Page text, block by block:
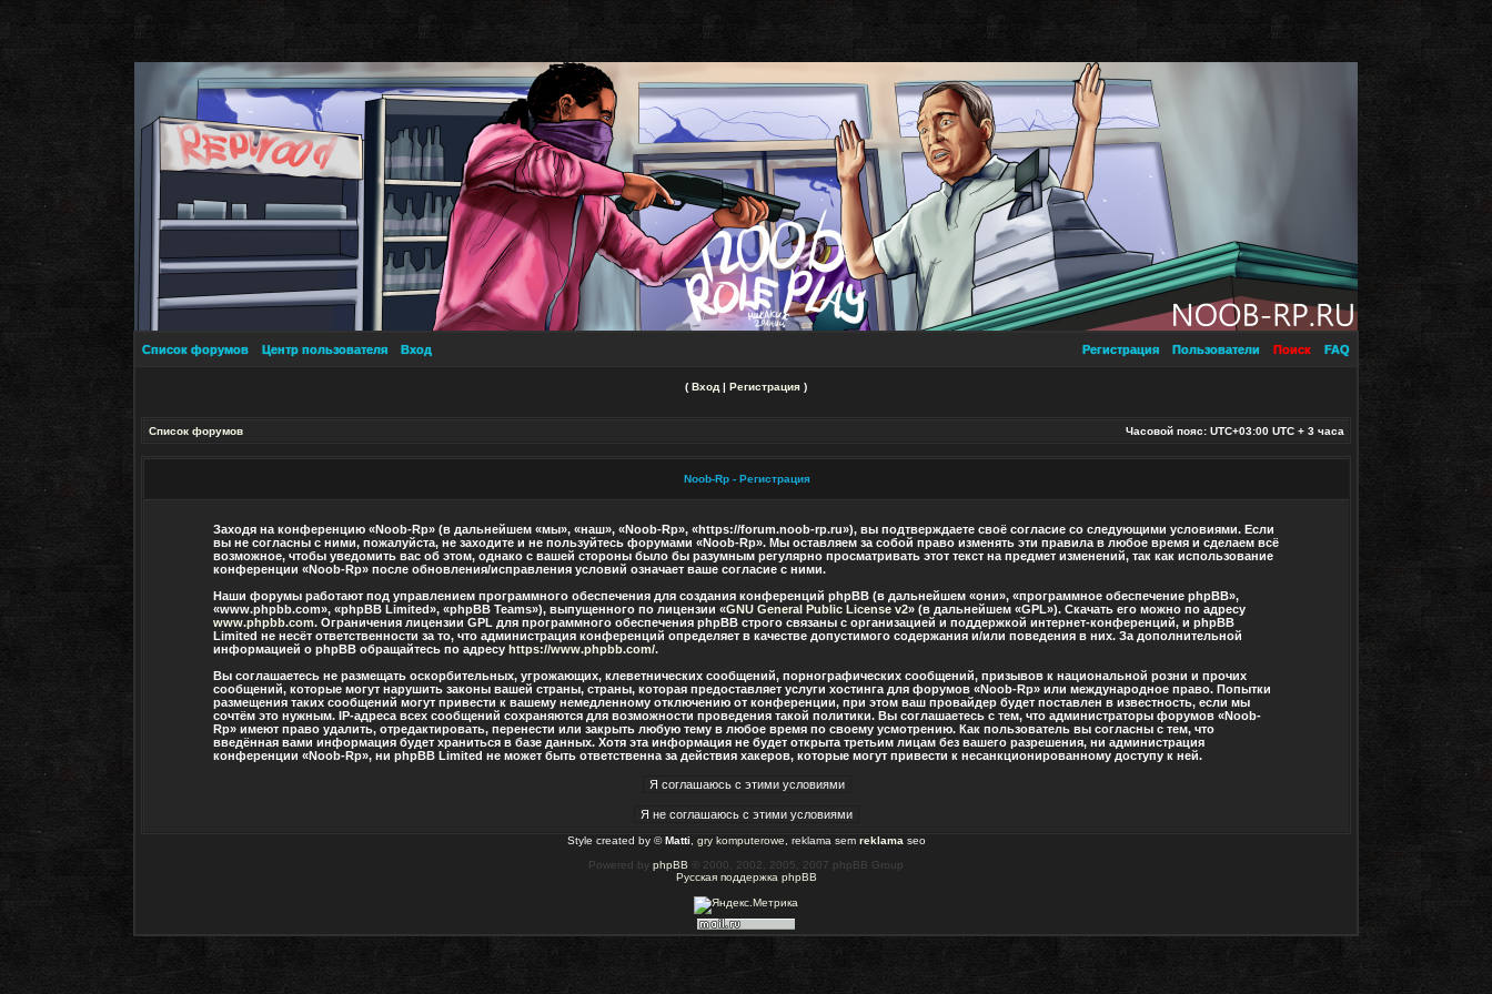
Список форумов Центр пользователя Вход FAQ
Поиск
Пользователи
Регистрация
( Вход | Регистрация )
Список форумов Часовой пояс: UTC+03:00 UTC + 3 часа
Noob-Rp - Регистрация
Заходя на конференцию «Noob-Rp» (в дальнейшем «мы», «наш», «Noob-Rp», «https://forum.noob-rp.ru»), вы подтверждаете своё согласие со следующими условиями. Если
вы не согласны с ними, пожалуйста, не заходите и не пользуйтесь форумами «Noob-Rp». Мы оставляем за собой право изменять эти правила в любое время и сделаем всё
возможное, чтобы уведомить вас об этом, однако с вашей стороны было бы разумным регулярно просматривать этот текст на предмет изменений, так как использование
конференции «Noob-Rp» после обновления/исправления условий означает ваше согласие с ними.
Наши форумы работают под управлением программного обеспечения для создания конференций phpBB (в дальнейшем «они», «программное обеспечение phpBB»,
«www.phpbb.com», «phpBB Limited», «phpBB Teams»), выпущенного по лицензии «GNU General Public License v2» (в дальнейшем «GPL»). Скачать его можно по адресу
www.phpbb.com. Ограничения лицензии GPL для программного обеспечения phpBB строго связаны с организацией и поддержкой интернет-конференций, и phpBB
Limited не несёт ответственности за то, что администрация конференций определяет в качестве допустимого содержания и/или поведения в них. За дополнительной
информацией о phpBB обращайтесь по адресу https://www.phpbb.com/.
Вы соглашаетесь не размещать оскорбительных, угрожающих, клеветнических сообщений, порнографических сообщений, призывов к национальной розни и прочих
сообщений, которые могут нарушить законы вашей страны, страны, которая предоставляет услуги хостинга для форумов «Noob-Rp» или международное право. Попытки
размещения таких сообщений могут привести к вашему немедленному отключению от конференции, при этом ваш провайдер будет поставлен в известность, если мы
сочтём это нужным. IP-адреса всех сообщений сохраняются для возможности проведения такой политики. Вы соглашаетесь с тем, что администраторы форумов «Noob-
Rp» имеют право удалить, отредактировать, перенести или закрыть любую тему в любое время по своему усмотрению. Как пользователь вы согласны с тем, что
введённая вами информация будет храниться в базе данных. Хотя эта информация не будет открыта третьим лицам без вашего разрешения, ни администрация
конференции «Noob-Rp», ни phpBB Limited не может быть ответственна за действия хакеров, которые могут привести к несанкционированному доступу к ней.
Style created by ©Matti gry komputerowe , reklama sem reklama seo
Powered by phpBB © 2000, 2002, 2005, 2007 phpBB Group
Русская поддержка phpBB